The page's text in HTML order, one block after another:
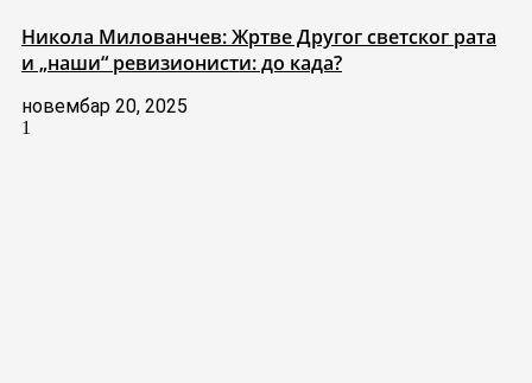
Никола Милованчев: Жртве Другог светског рата
и „наши“ ревизионисти: до када?
новембар 20, 2025